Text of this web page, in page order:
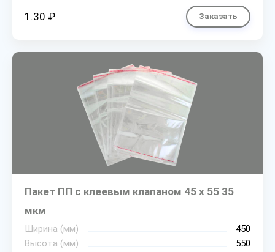
1.30 ₽ Заказать
Пакет ПП с клеевым клапаном 45 х 55 35
мкм
Ширина (мм)
450
Высота (мм)
550